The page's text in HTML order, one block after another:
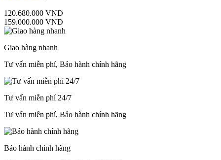
120.680.000 VNĐ
159.000.000 VNĐ
Giao hàng nhanh
Tư vấn miễn phí, Bảo hành chính hãng
Tư vấn miễn phí 24/7
Tư vấn miễn phí, Bảo hành chính hãng
Bảo hành chính hãng